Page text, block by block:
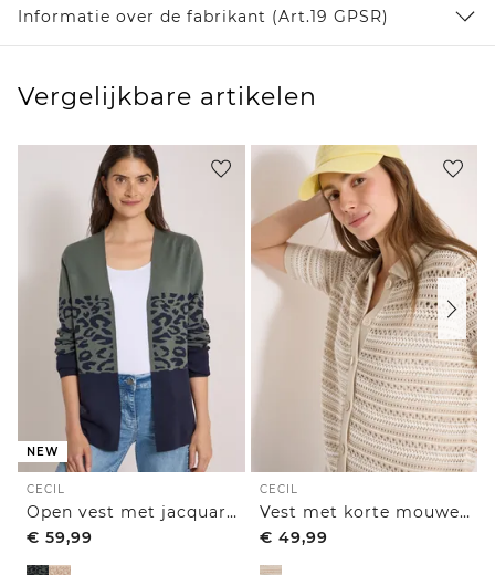
Informatie over de fabrikant (Art.19 GPSR)
Vergelijkbare artikelen
NEW
CECIL
Open vest met jacquardpatroon
€ 59,99
CECIL
Vest met korte mouwen en polokraag
€ 49,99